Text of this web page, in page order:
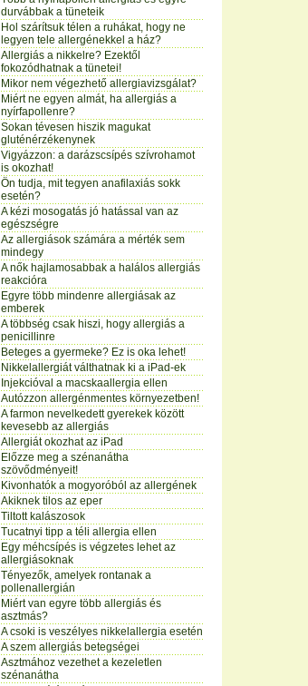
durvábbak a tüneteik
Hol szárítsuk télen a ruhákat, hogy ne
legyen tele allergénekkel a ház?
Allergiás a nikkelre? Ezektől
fokozódhatnak a tünetei!
Mikor nem végezhető allergiavizsgálat?
Miért ne egyen almát, ha allergiás a
nyírfapollenre?
Sokan tévesen hiszik magukat
gluténérzékenynek
Vigyázzon: a darázscsípés szívrohamot
is okozhat!
Ön tudja, mit tegyen anafilaxiás sokk
esetén?
A kézi mosogatás jó hatással van az
egészségre
Az allergiások számára a mérték sem
mindegy
A nők hajlamosabbak a halálos allergiás
reakcióra
Egyre több mindenre allergiásak az
emberek
A többség csak hiszi, hogy allergiás a
penicillinre
Beteges a gyermeke? Ez is oka lehet!
Nikkelallergiát válthatnak ki a iPad-ek
Injekcióval a macskaallergia ellen
Autózzon allergénmentes környezetben!
A farmon nevelkedett gyerekek között
kevesebb az allergiás
Allergiát okozhat az iPad
Előzze meg a szénanátha
szövődményeit!
Kivonhatók a mogyoróból az allergének
Akiknek tilos az eper
Tiltott kalászosok
Tucatnyi tipp a téli allergia ellen
Egy méhcsípés is végzetes lehet az
allergiásoknak
Tényezők, amelyek rontanak a
pollenallergián
Miért van egyre több allergiás és
asztmás?
A csoki is veszélyes nikkelallergia esetén
A szem allergiás betegségei
Asztmához vezethet a kezeletlen
szénanátha